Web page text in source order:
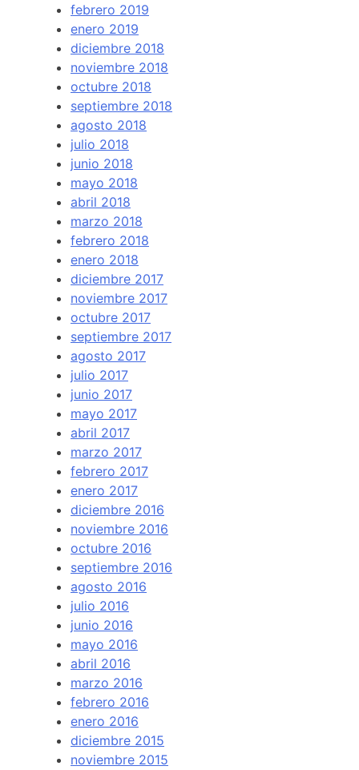
febrero 2019
enero 2019
diciembre 2018
noviembre 2018
octubre 2018
septiembre 2018
agosto 2018
julio 2018
junio 2018
mayo 2018
abril 2018
marzo 2018
febrero 2018
enero 2018
diciembre 2017
noviembre 2017
octubre 2017
septiembre 2017
agosto 2017
julio 2017
junio 2017
mayo 2017
abril 2017
marzo 2017
febrero 2017
enero 2017
diciembre 2016
noviembre 2016
octubre 2016
septiembre 2016
agosto 2016
julio 2016
junio 2016
mayo 2016
abril 2016
marzo 2016
febrero 2016
enero 2016
diciembre 2015
noviembre 2015